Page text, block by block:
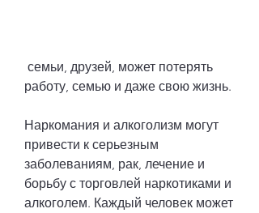
работу, семью и даже свою жизнь.
Наркомания и алкоголизм могут
привести к серьезным
заболеваниям, рак, лечение и
борьбу с торговлей наркотиками и
алкоголем. Каждый человек может